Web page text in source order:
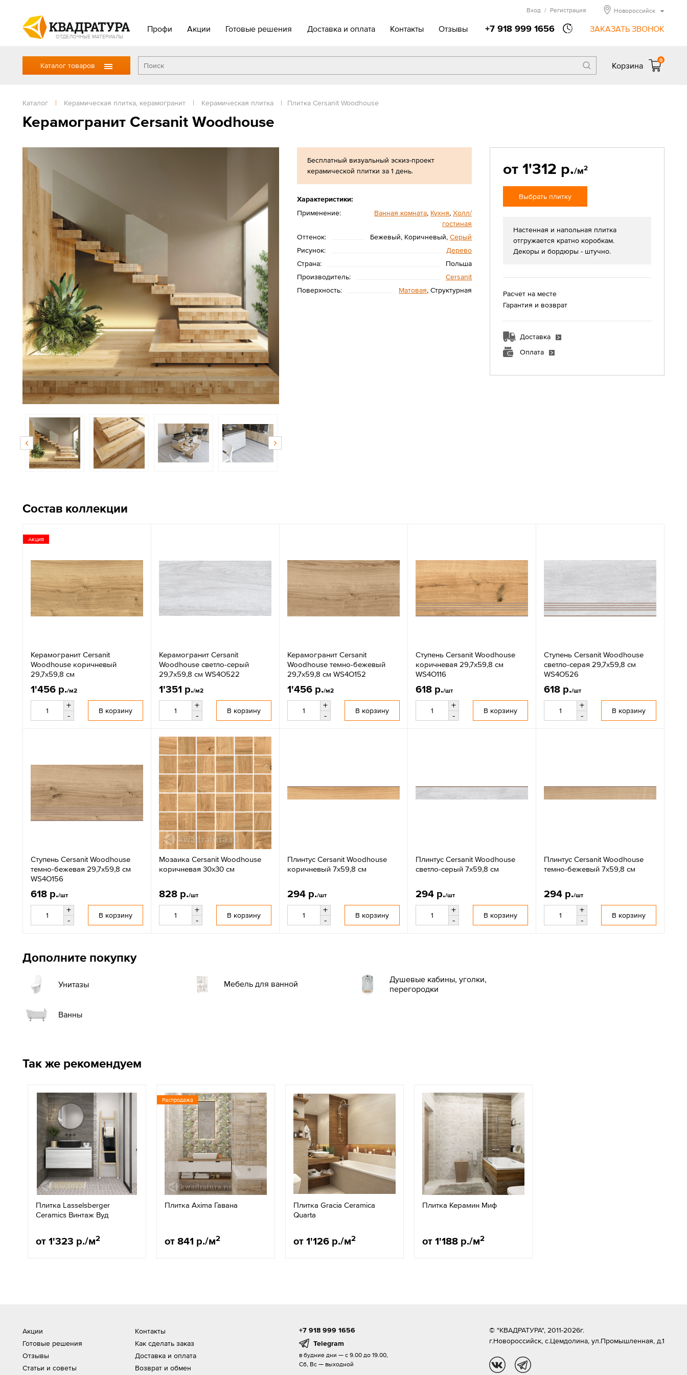
ОТДЕЛОЧНЫЕ МАТЕРИАЛЫ
Профи Акции Готовые решения Доставка и оплата Контакты Отзывы +7 918 999 1656 ЗАКАЗАТЬ ЗВОНОК
Вход / Регистрация Новороссийск
Каталог товаров Корзина
0
Каталог | Керамическая плитка, керамогранит | Керамическая плитка | Плитка Cersanit Woodhouse
Керамогранит Cersanit Woodhouse
Бесплатный визуальный эскиз-проект
керамической плитки за 1 день.
Характеристики:
Применение:
Ванная комната, Кухня,Холл/
гостиная
Оттенок:
Бежевый, Коричневый,Серый
Рисунок:
Дерево
Страна:
Польша
Производитель:
Cersanit
Поверхность:
Матовая, Структурная
от 1'312 р./м2
Выбрать плитку
Настенная и напольная плитка
отгружается кратно коробкам.
Декоры и бордюры - штучно.
Расчет на месте
Гарантия и возврат
Доставка
Оплата
Состав коллекции
Акция
Керамогранит Cersanit
Woodhouse коричневый
29,7x59,8 см
1'456 р./м2
+
-
В корзину
Керамогранит Cersanit
Woodhouse светло-серый
29,7х59,8 см WS4O522
1'351 р./м2
+
-
В корзину
Керамогранит Cersanit
Woodhouse темно-бежевый
29,7х59,8 см WS4O152
1'456 р./м2
+
-
В корзину
Ступень Cersanit Woodhouse
коричневая 29,7x59,8 см
WS4O116
618 р./шт
+
-
В корзину
Ступень Cersanit Woodhouse
светло-серая 29,7x59,8 см
WS4O526
618 р./шт
+
-
В корзину
Ступень Cersanit Woodhouse
темно-бежевая 29,7x59,8 см
WS4O156
618 р./шт
+
-
В корзину
Мозаика Cersanit Woodhouse
коричневая 30x30 см
828 р./шт
+
-
В корзину
Плинтус Cersanit Woodhouse
коричневый 7x59,8 см
294 р./шт
+
-
В корзину
Плинтус Cersanit Woodhouse
светло-серый 7x59,8 см
294 р./шт
+
-
В корзину
Плинтус Cersanit Woodhouse
темно-бежевый 7x59,8 см
294 р./шт
+
-
В корзину
Дополните покупку
Унитазы Мебель для ванной
Душевые кабины, уголки,
перегородки
Ванны
Так же рекомендуем
Плитка Lasselsberger
Ceramics Винтаж Вуд
от 1'323 р./м2
Распродажа
Плитка Axima Гавана
от 841 р./м2
Плитка Gracia Ceramica
Quarta
от 1'126 р./м2
Плитка Керамин Миф
от 1'188 р./м2
Акции
Готовые решения
Отзывы
Статьи и советы
Контакты
Как сделать заказ
Доставка и оплата
Возврат и обмен
+7 918 999 1656
Telegram
в будние дни — с 9.00 до 19.00,
Сб, Вс — выходной
© "КВАДРАТУРА", 2011-2026г.
г.Новороссийск, с.Цемдолина, ул.Промышленная, д.1